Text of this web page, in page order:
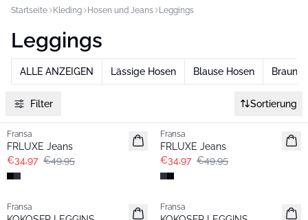
Startseite Kleding Hosen und Jeans Leggings
Leggings
ALLE ANZEIGEN Lässige Hosen Blause Hosen Braune
Filter Sortierung
Extended size
-30%
Fransa
FRLUXE Jeans
€34,97 €49,95
Extended size
Fransa
FRLUXE Jeans
€34,97 €49,95
Basic
Fransa Basic
Fransa